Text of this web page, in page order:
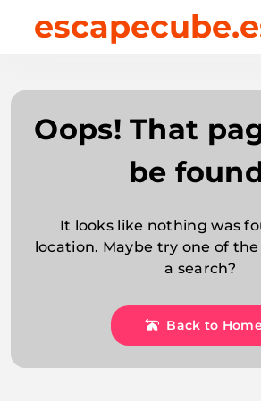
Oops! That
be
It looks like nothing was
location. Maybe try one of
a search?
Back to